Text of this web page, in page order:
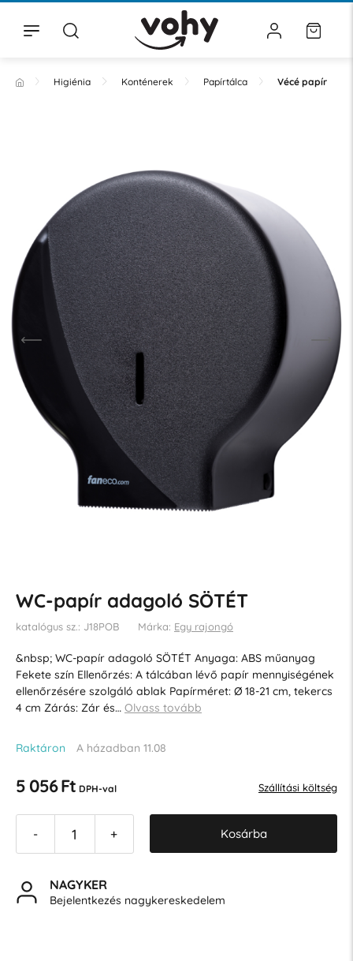
Higiénia Konténerek Papírtálca Vécé papír
WC-papír adagoló SÖTÉT
katalógus sz.: J18POB Márka: Egy rajongó
&nbsp; WC-papír adagoló SÖTÉT Anyaga: ABS műanyag
Fekete szín Ellenőrzés: A tálcában lévő papír mennyiségének
ellenőrzésére szolgáló ablak Papírméret: Ø 18-21 cm, tekercs
4 cm Zárás: Zár és… Olvass tovább
Raktáron A házadban 11.08
5 056 Ft DPH-val Szállítási költség
- + Kosárba
NAGYKER
Bejelentkezés nagykereskedelem